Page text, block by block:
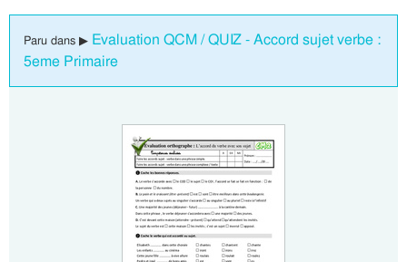
Paru dans ▶ Evaluation QCM / QUIZ - Accord sujet verbe :
5eme Primaire